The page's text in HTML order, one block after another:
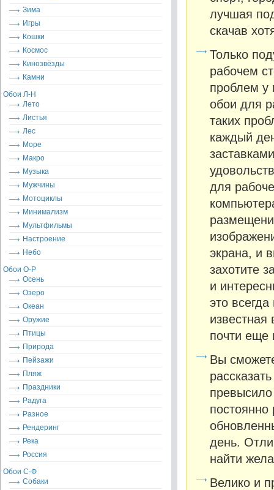
лучшая
скачав
Только
рабочем
проблем у
обои для
таких
каждый
для
экрана, и
захотите
и
это
известная
почти еще
Вы
превысило
день.
найти
Велико и
Зима
Игры
Кошки
Космос
Кинозвёзды
Камни
Обои Л-Н
Лето
Листья
Лес
Море
Макро
Музыка
Мужчины
Мотоциклы
Минимализм
Мультфильмы
Настроение
Небо
Обои О-Р
Осень
Озеро
Океан
Оружие
Птицы
Природа
Пейзажи
Пляж
Праздники
Радуга
Разное
Рендеринг
Река
Россия
Обои С-Ф
Собаки